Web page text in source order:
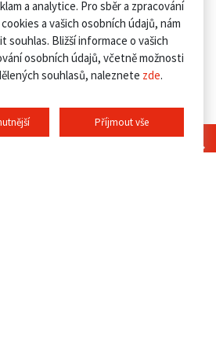
a analytice. Pro sběr a zpracování
a vašich osobních údajů, nám
souhlas. Bližší informace o vašich
osobních údajů, včetně možnosti
souhlasů, naleznete zde.
Příjmout vše